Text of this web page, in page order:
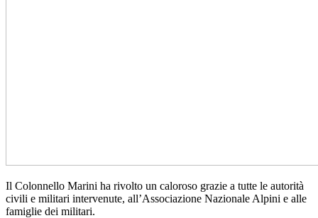
Il Colonnello Marini ha rivolto un caloroso grazie a tutte le autorità
civili e militari intervenute, all’Associazione Nazionale Alpini e alle
famiglie dei militari.